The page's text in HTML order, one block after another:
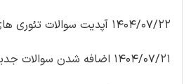
1404/07/22 آپدیت سوالات تئوری های مدیریت
1404/07/21 اضافه شدن سوالات جدید به قانون شورای حل اختلاف